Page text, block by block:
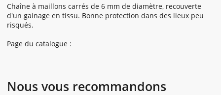
Chaîne à maillons carrés de 6 mm de diamètre, recouverte
d'un gainage en tissu. Bonne protection dans des lieux peu
risqués.
Page du catalogue :
Nous vous recommandons